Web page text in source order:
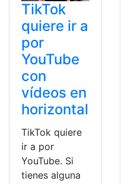
TikTok
quiere ir a
por
YouTube
con
vídeos en
horizontal
TikTok quiere
ir a por
YouTube. Si
tienes alguna